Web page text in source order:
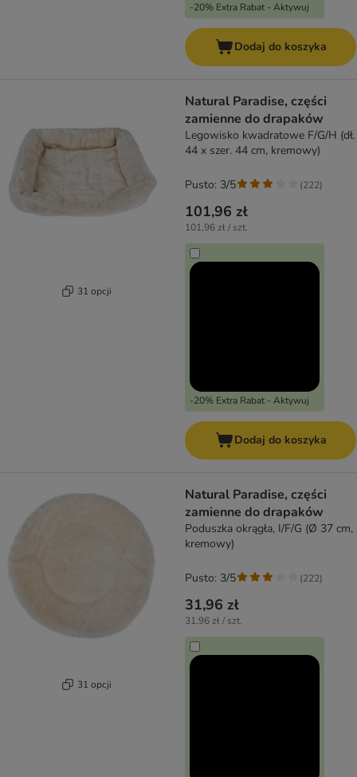
-20% Extra Rabat - Aktywuj
Dodaj do koszyka
31 opcji
Natural Paradise, części
zamienne do drapaków
Legowisko kwadratowe F/G/H (dł.
44 x szer. 44 cm, kremowy)
101,96 zł
101,96 zł / szt.
-20% Extra Rabat - Aktywuj
Pusto: 3/5 (222)
Dodaj do koszyka
31 opcji
Natural Paradise, części
zamienne do drapaków
Poduszka okrągła, I/F/G (Ø 37 cm,
kremowy)
31,96 zł
31,96 zł / szt.
Pusto: 3/5 (222)